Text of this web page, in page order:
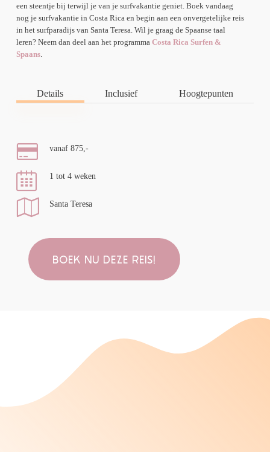
een steentje bij terwijl je van je surfvakantie geniet. Boek vandaag
nog je surfvakantie in Costa Rica en begin aan een onvergetelijke reis
in het surfparadijs van Santa Teresa. Wil je graag de Spaanse taal
leren? Neem dan deel aan het programma Costa Rica Surfen &
Spaans.
Details Inclusief Hoogtepunten
vanaf 875,-
1 tot 4 weken
Santa Teresa
BOEK NU DEZE REIS!